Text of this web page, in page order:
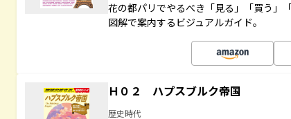
花の都パリでやるべき「見る」「買う」
図解で案内するビジュアルガイド。
Ｈ０２ ハプスブルク帝国
歴史時代